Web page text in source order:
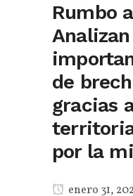
Rumbo
de
gracias
por la
enero 31,